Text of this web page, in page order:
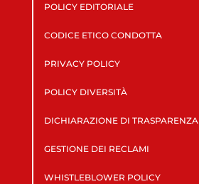
POLICY EDITORIALE
CODICE ETICO CONDOTTA
PRIVACY POLICY
POLICY DIVERSITÀ
DICHIARAZIONE DI TRASPARENZA
GESTIONE DEI RECLAMI
WHISTLEBLOWER POLICY